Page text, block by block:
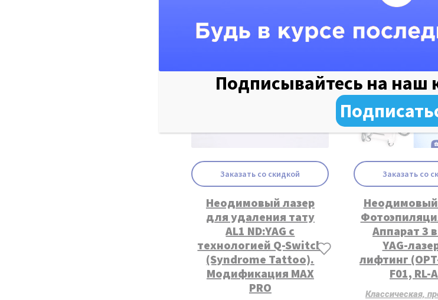
Заказать со скидкой
Рассрочка 0%
Неодимовый лазер
для удаления тату
AL1 ND:YAG с
технологией Q-Switch
(Syndrome Tattoo).
Модификация MAX
PRO
Заказать со
Инструкция
Рассрочка
Неодимовый
Аппарат 3
YAG-
лифтинг
F01, RL-
Классическая,
Подписывайтесь на наш